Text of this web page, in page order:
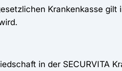
Krankenkasse
in der SECURVITA